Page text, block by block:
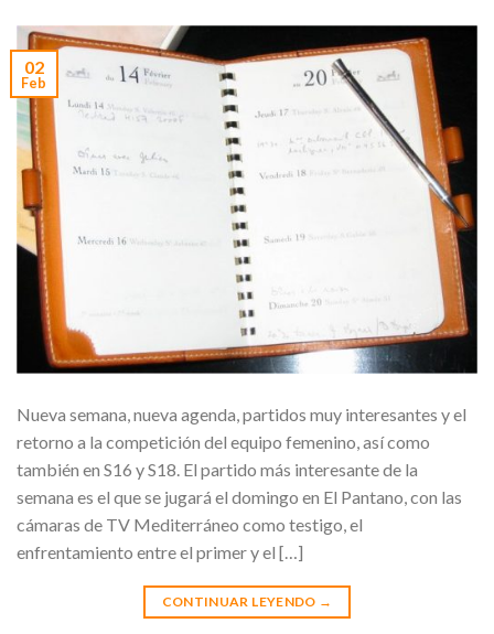
02
Feb
Nueva semana, nueva agenda, partidos muy interesantes y el
retorno a la competición del equipo femenino, así como
también en S16 y S18. El partido más interesante de la
semana es el que se jugará el domingo en El Pantano, con las
cámaras de TV Mediterráneo como testigo, el
enfrentamiento entre el primer y el […]
CONTINUAR LEYENDO →